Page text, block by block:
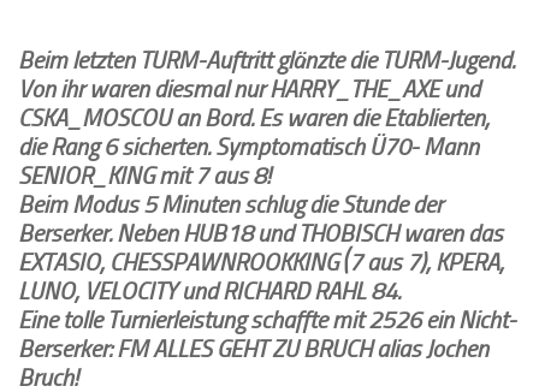
Beim letzten TURM-Auftritt glänzte die TURM-Jugend.
Von ihr waren diesmal nur HARRY_THE_AXE und
CSKA_MOSCOU an Bord. Es waren die Etablierten,
die Rang 6 sicherten. Symptomatisch Ü70- Mann
SENIOR_KING mit 7 aus 8!
Beim Modus 5 Minuten schlug die Stunde der
Berserker. Neben HUB18 und THOBISCH waren das
EXTASIO, CHESSPAWNROOKKING (7 aus 7), KPERA,
LUNO, VELOCITY und RICHARD RAHL 84.
Eine tolle Turnierleistung schaffte mit 2526 ein Nicht-
Berserker: FM ALLES GEHT ZU BRUCH alias Jochen
Bruch!